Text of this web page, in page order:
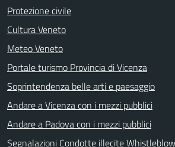
Protezione civile
Cultura Veneto
Meteo Veneto
Portale turismo Provincia di Vicenza
Soprintendenza belle arti e paesaggio
Andare a Vicenza con i mezzi pubblici
Andare a Padova con i mezzi pubblici
Segnalazioni Condotte illecite